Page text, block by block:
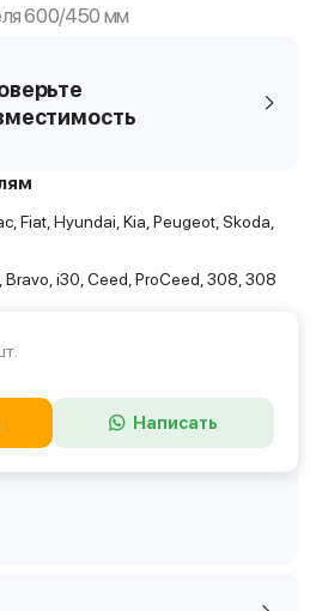
600/450 мм
Fiat, Hyundai, Kia, Peugeot, Skoda,
Bravo, i30, Ceed, ProCeed, 308, 308
Написать